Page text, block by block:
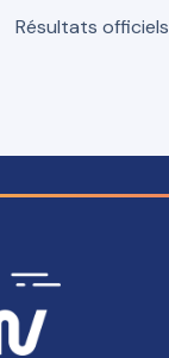
Résultats officiels